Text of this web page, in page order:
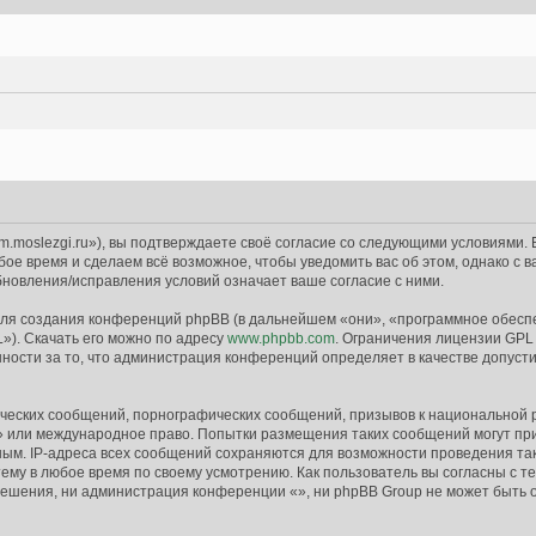
вы подтверждаете своё согласие со следующими условиями.
время и сделаем всё возможное, чтобы уведомить вас об этом, однако с
исправления условий означает ваше согласие с ними.
конференций phpBB (в дальнейшем «они», «программное
Скачать его можно по адресу www.phpbb.com . Ограничения лицензии
за то, что администрация конференций определяет в качестве
сообщений, порнографических сообщений, призывов к
или международное право. Попытки размещения таких сообщений могут
IP-адреса всех сообщений сохраняются для возможности проведения
в любое время по своему усмотрению. Как пользователь вы согласны с
ни администрация конференции «», ни phpBB Group не может быть